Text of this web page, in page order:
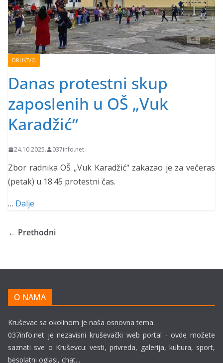
DRUŠTVO
Danas protestni skup
zaposlenih u OŠ „Vuk
Karadžić“
24.10.2025. 037info.net
Zbor radnika OŠ „Vuk Karadžić“ zakazao je za večeras
(petak) u 18.45 protestni čas.
… Dalje
← Prethodni
O NAMA
Kruševac sa okolinom je naša osnovna tema.
037info.net je nezavisni kruševački web portal - ovde možete
saznati sve o Kruševcu: vesti, privreda, galerija, kultura, sport,
besplatni oglasi, chat...